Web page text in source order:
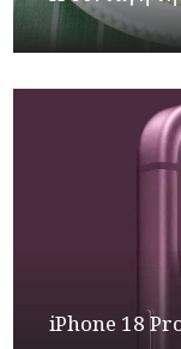
iPhone 18